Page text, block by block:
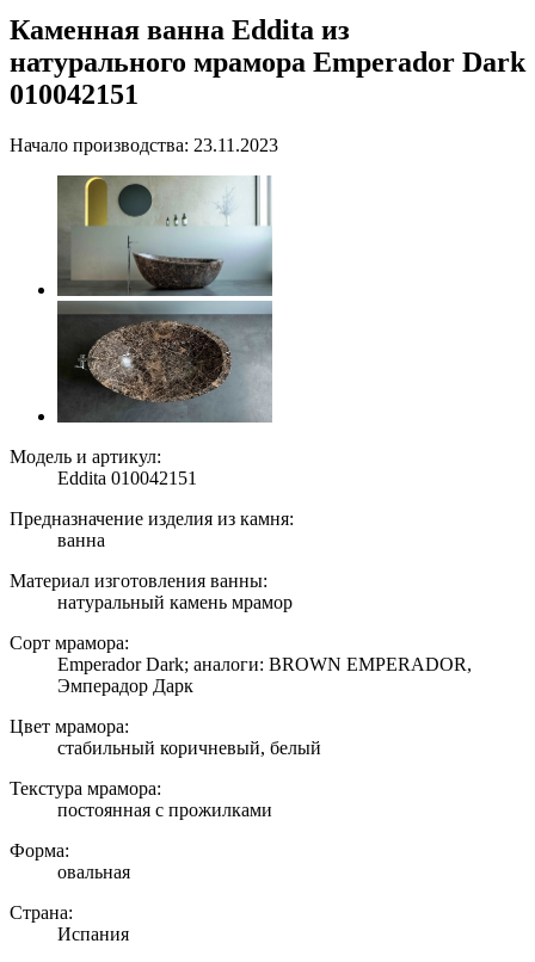
Каменная ванна Eddita из
натурального мрамора Emperador Dark
010042151
Начало производства: 23.11.2023
Модель и артикул:
Eddita 010042151
Предназначение изделия из камня:
ванна
Материал изготовления ванны:
натуральный камень мрамор
Сорт мрамора:
Emperador Dark; аналоги: BROWN EMPERADOR,
Эмперадор Дарк
Цвет мрамора:
стабильный коричневый, белый
Текстура мрамора:
постоянная с прожилками
Форма:
овальная
Страна:
Испания